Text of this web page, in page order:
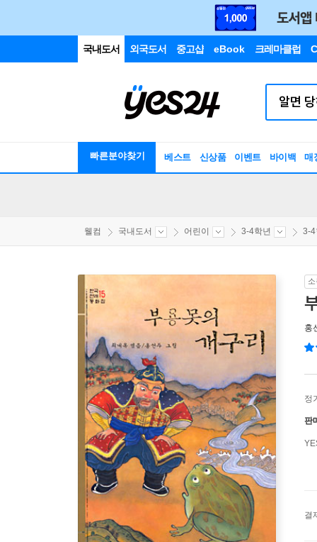
국내도서 외국도서 중고샵 eBook 크레마클럽
빠른분야찾기 베스트 신상품 이벤트 바이백 매
웰컴 국내도서 어린이 3-4학년 3-4
홍
정
판
결